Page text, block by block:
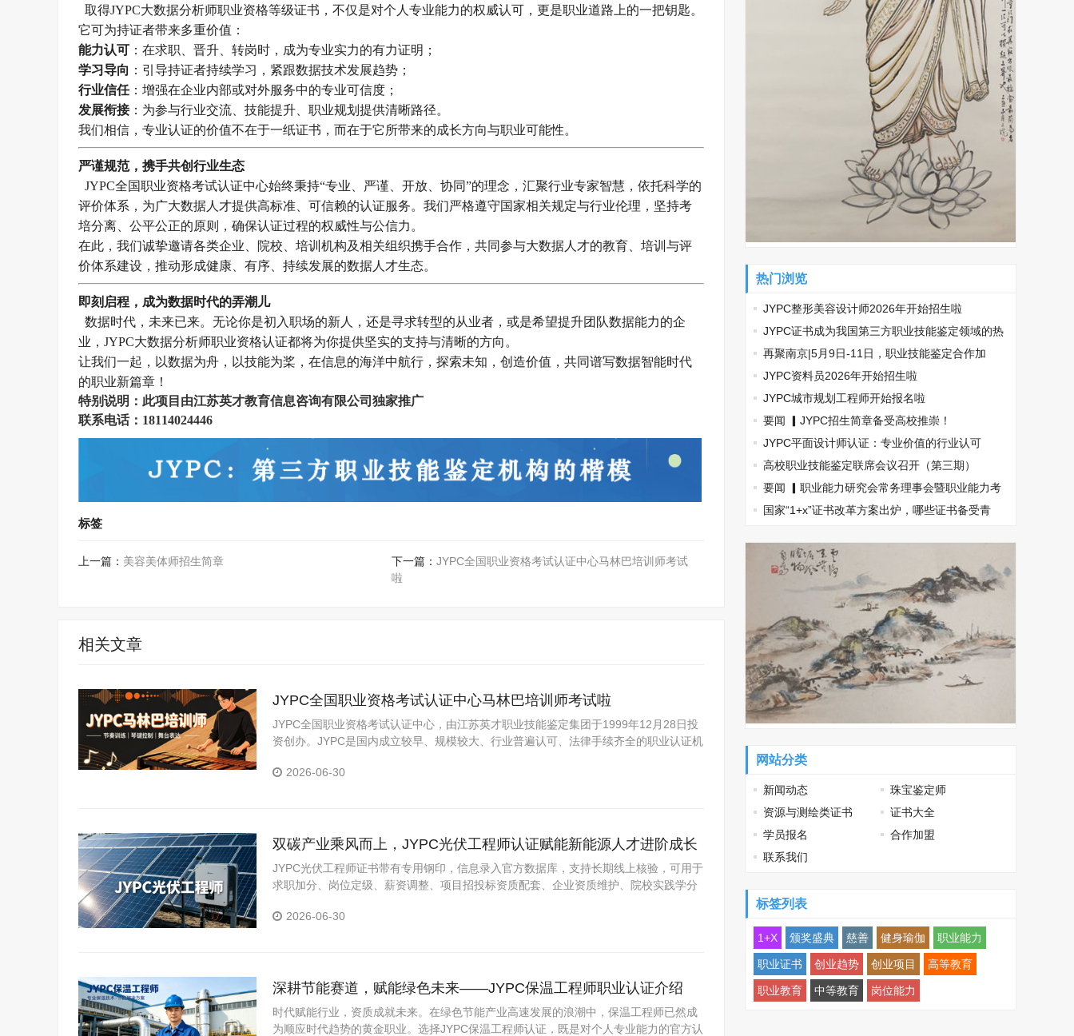
取得JYPC大数据分析师职业资格等级证书，不仅是对个人专业能力的权威认可，更是职业道路上的一把钥匙。
它可为持证者带来多重价值：
能力认可 ：在求职、晋升、转岗时，成为专业实力的有力证明；
学习导向 ：引导持证者持续学习，紧跟数据技术发展趋势；
行业信任：增强在企业内部或对外服务中的专业可信度；
发展衔接：为参与行业交流、技能提升、职业规划提供清晰路径。
我们相信，专业认证的价值不在于一纸证书，而在于它所带来的成长方向与职业可能性。
严谨规范，携手共创行业生态
JYPC全国职业资格考试认证中心始终秉持“专业、严谨、开放、协同”的理念，汇聚行业专家智慧，依托科学的
评价体系，为广大数据人才提供高标准、可信赖的认证服务。我们严格遵守国家相关规定与行业伦理，坚持考
培分离、公平公正的原则，确保认证过程的权威性与公信力。
在此，我们诚挚邀请各类企业、院校、培训机构及相关组织携手合作，共同参与大数据人才的教育、培训与评
价体系建设，推动形成健康、有序、持续发展的数据人才生态。
即刻启程，成为数据时代的弄潮儿
数据时代，未来已来。无论你是初入职场的新人，还是寻求转型的从业者，或是希望提升团队数据能力的企
业，JYPC大数据分析师职业资格认证都将为你提供坚实的支持与清晰的方向。
让我们一起，以数据为舟，以技能为桨，在信息的海洋中航行，探索未知，创造价值，共同谱写数据智能时代
的职业新篇章！
特别说明：此项目由江苏英才教育信息咨询有限公司独家推广
联系电话： 18114024446
标签
上一篇： 美容美体师招生简章 下一篇： JYPC全国职业资格考试认证中心马林巴培训师考试
啦
相关文章
JYPC全国职业资格考试认证中心马林巴培训师考试啦
JYPC全国职业资格考试认证中心，由江苏英才职业技能鉴定集团于1999年12月28日投
资创办。JYPC是国内成立较早、规模较大、行业普遍认可、法律手续齐全的职业认证机
2026-06-30
双碳产业乘风而上，JYPC光伏工程师认证赋能新能源人才进阶成长
JYPC光伏工程师证书带有专用钢印，信息录入官方数据库，支持长期线上核验，可用于
求职加分、岗位定级、薪资调整、项目招投标资质配套、企业资质维护、院校实践学分
2026-06-30
深耕节能赛道，赋能绿色未来——JYPC保温工程师职业认证介绍
时代赋能行业，资质成就未来。在绿色节能产业高速发展的浪潮中，保温工程师已然成
为顺应时代趋势的黄金职业。选择JYPC保温工程师认证，既是对个人专业能力的官方认
热门浏览
JYPC整形美容设计师2026年开始招生啦
​JYPC证书成为我国第三方职业技能鉴定领域的热
门话题
再聚南京|5月9日-11日，职业技能鉴定合作加
盟，南京国际展览中心见！
JYPC资料员2026年开始招生啦
JYPC城市规划工程师开始报名啦
要闻 ▎JYPC招生简章备受高校推崇！
JYPC平面设计师认证：专业价值的行业认可
高校职业技能鉴定联席会议召开（第三期）
要闻 ▎职业能力研究会常务理事会暨职业能力考
试指南丛书主编会(图文)
国家“1+x”证书改革方案出炉，哪些证书备受青
网站分类
新闻动态
珠宝鉴定师
资源与测绘类证书
证书大全
学员报名
合作加盟
联系我们
标签列表
1+X 颁奖盛典 慈善 健身瑜伽 职业能力
职业证书 创业趋势 创业项目 高等教育
职业教育 中等教育 岗位能力